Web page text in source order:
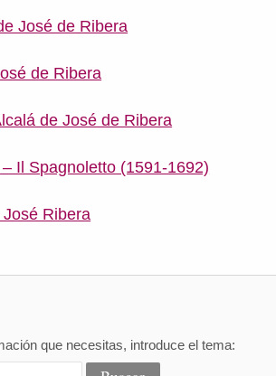
José de Ribera
de Ribera
de José de Ribera
Il Spagnoletto (1591-1692)
Ribera
que necesitas, introduce el tema: